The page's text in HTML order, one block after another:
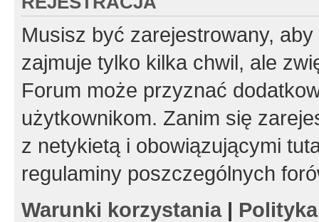
Musisz być zarejestrowany,
zajmuje tylko kilka chwil, ale
Forum może przyznać
użytkownikom. Zanim się
z netykietą i obowiązującymi
regulaminy poszczególnych
Warunki korzystania|